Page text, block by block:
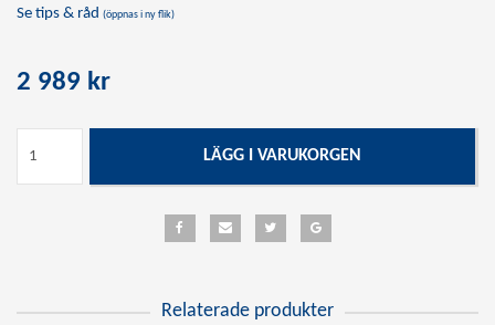
Se tips & råd (öppnas i ny flik)
2 989 kr
LÄGG I VARUKORGEN
Relaterade produkter